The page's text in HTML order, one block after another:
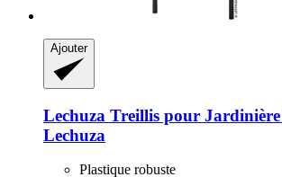
Ajouter
Lechuza Treillis pour
Lechuza
Plastique robuste